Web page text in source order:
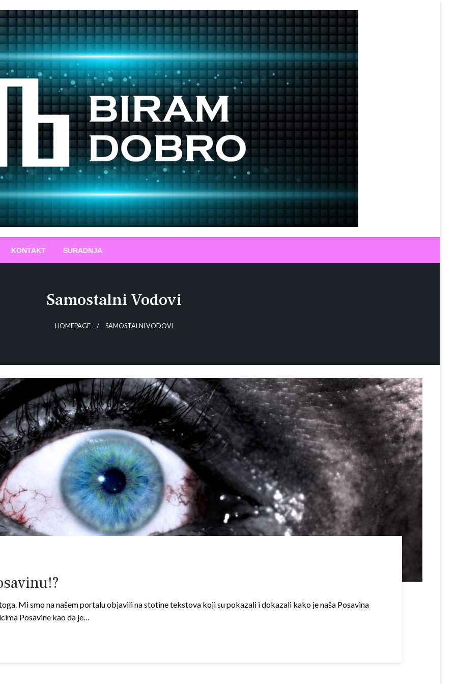
KONTAKT SURADNJA
Samostalni Vodovi
HOMEPAGE SAMOSTALNI VODOVI
Mi smo na našem portalu objavili na stotine tekstova koji su pokazali i dokazali kako je naša Posavina
Posavine kao da je…